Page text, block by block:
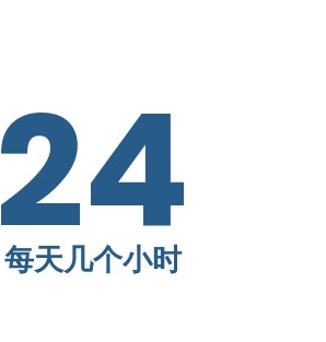
24
每天几个小时